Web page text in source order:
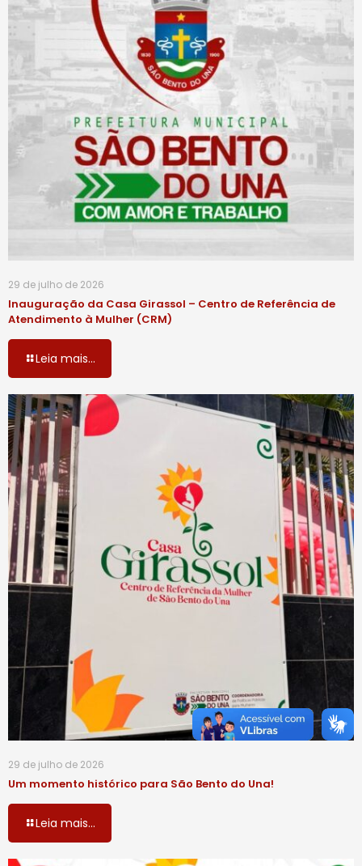
29 de julho de 2026
Inauguração da Casa Girassol – Centro de Referência de
Atendimento à Mulher (CRM)
Leia mais...
29 de julho de 2026
Um momento histórico para São Bento do Una!
Leia mais...